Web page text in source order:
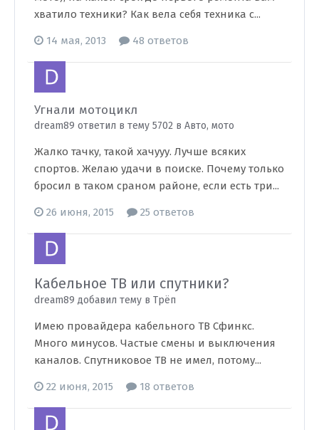
хватило техники? Как вела себя техника с...
14 мая, 2013 48 ответов
Угнали мотоцикл
dream89 ответил в тему 5702 в Авто, мото
Жалко тачку, такой хачууу. Лучше всяких
спортов. Желаю удачи в поиске. Почему только
бросил в таком сраном районе, если есть три...
26 июня, 2015 25 ответов
Кабельное ТВ или спутники?
dream89 добавил тему в Трёп
Имею провайдера кабельного ТВ Сфинкс.
Много минусов. Частые смены и выключения
каналов. Спутниковое ТВ не имел, потому...
22 июня, 2015 18 ответов